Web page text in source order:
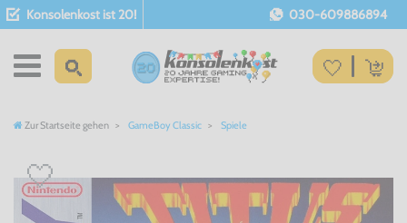
Konsolenkost ist 20! 030-609886894
Zur Startseite gehen GameBoy Classic Spiele